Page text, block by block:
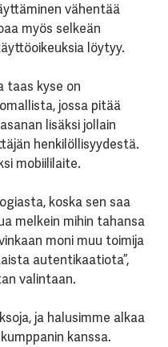
vähentää
myös selkeän
löytyy.
taas kyse on
jossa pitää
lisäksi jollain
henkilöllisyydestä.
mobiililaite.
koska sen saa
melkein mihin tahansa
moni muu toimija
autentikaatiota”,
valintaan.
ja halusimme alkaa
kanssa.